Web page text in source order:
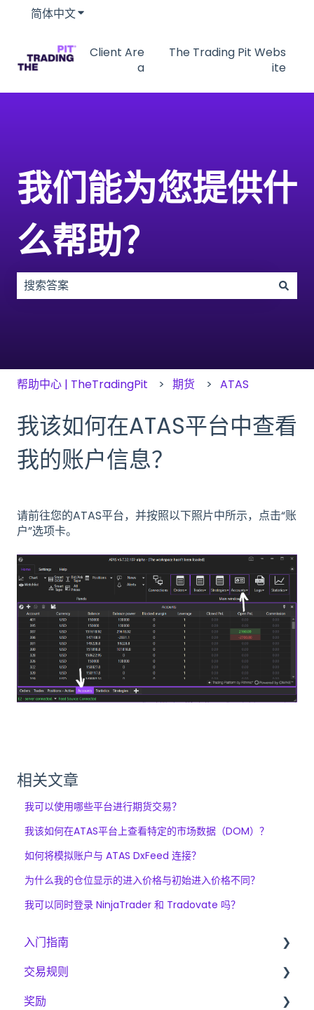
简体中文显示翻译的子菜单
Client Are
a
The Trading Pit Webs
ite
我们能为您提供什
么帮助？
帮助中心 | TheTradingPit 期货 ATAS
我该如何在ATAS平台中查看
我的账户信息？
请前往您的ATAS平台，并按照以下照片中所示，点击“账
户”选项卡。
相关文章
我可以使用哪些平台进行期货交易？
我该如何在ATAS平台上查看特定的市场数据（DOM）？
如何将模拟账户与 ATAS DxFeed 连接？
为什么我的仓位显示的进入价格与初始进入价格不同？
我可以同时登录 NinjaTrader 和 Tradovate 吗？
入门指南
入门指南
The Trading Pit – 我们是谁
交易规则
差价合约、期货与股票的基本规则
奖励